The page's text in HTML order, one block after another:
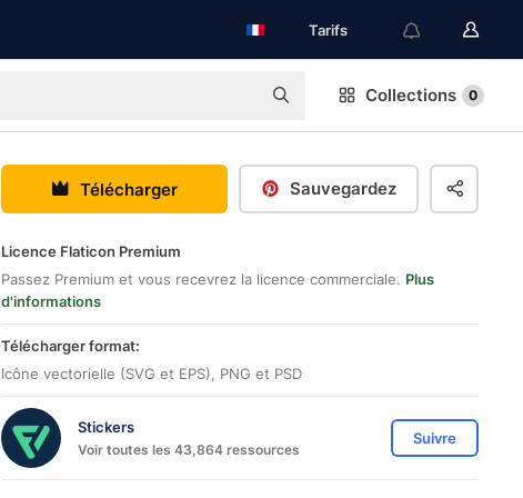
Tarifs
Collections 0
Télécharger Sauvegardez
Licence Flaticon Premium
Passez Premium et vous recevrez la licence commerciale. Plus
d'informations
Télécharger format:
Icône vectorielle (SVG et EPS), PNG et PSD
Stickers
Voir toutes les 43,864 ressources
Suivre